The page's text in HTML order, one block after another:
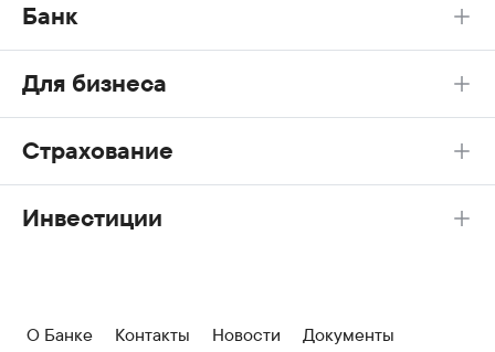
Банк
Для бизнеса
Страхование
Инвестиции
О Банке Контакты Новости
Документы